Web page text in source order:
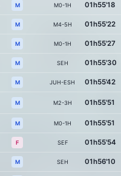
M M0-1H 01h55'18
M M4-5H 01h55'22
M M0-1H 01h55'27
M SEH 01h55'30
M JUH-ESH 01h55'42
M M2-3H 01h55'51
M M0-1H 01h55'51
F SEF 01h55'54
M SEH 01h56'10